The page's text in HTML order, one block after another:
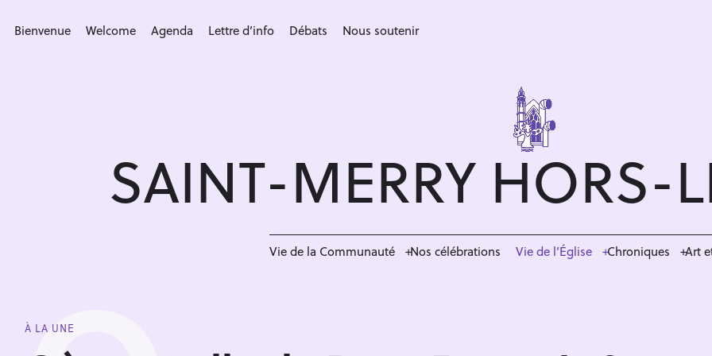
Bienvenue Welcome Agenda Lettre d’info Débats Nous soutenir
SAINT-MERRY HORS-
Vie de la Communauté Nos célébrations Vie de l’Église Chroniques Art
À LA UNE